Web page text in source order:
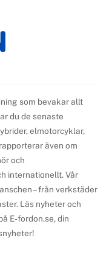
som bevakar allt
du de senaste
elmotorcyklar,
även om
och
internationellt. Vår
– från verkstäder
Läs nyheter och
E-fordon.se, din